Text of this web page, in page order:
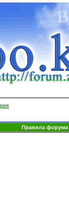
Правила форума